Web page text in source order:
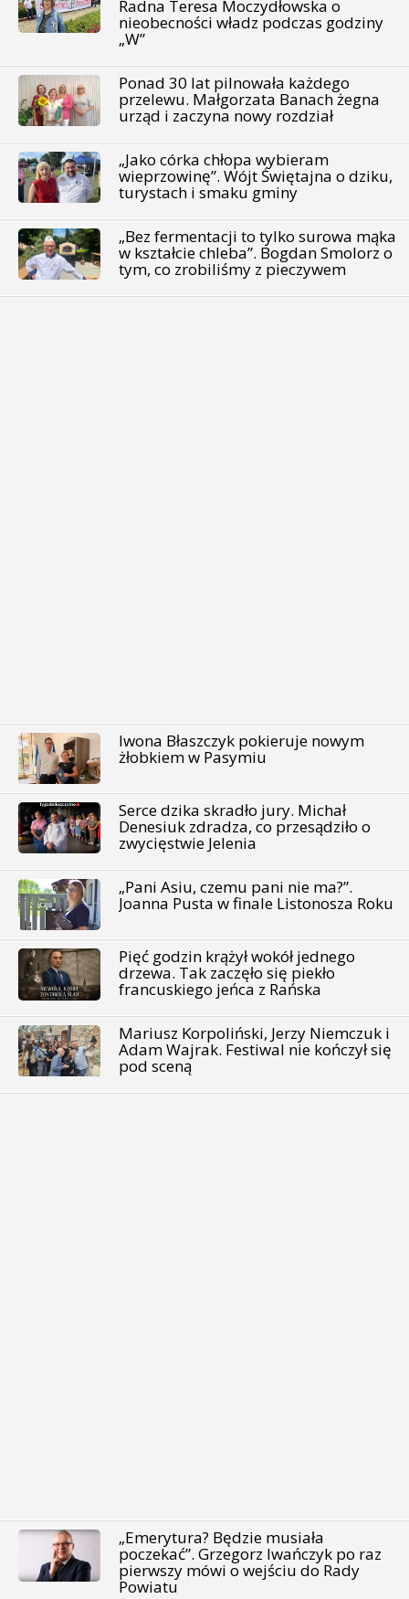
Radna Teresa Moczydłowska o
nieobecności władz podczas godziny
„W”
Ponad 30 lat pilnowała każdego
przelewu. Małgorzata Banach żegna
urząd i zaczyna nowy rozdział
„Jako córka chłopa wybieram
wieprzowinę”. Wójt Świętajna o dziku,
turystach i smaku gminy
„Bez fermentacji to tylko surowa mąka
w kształcie chleba”. Bogdan Smolorz o
tym, co zrobiliśmy z pieczywem
Iwona Błaszczyk pokieruje nowym
żłobkiem w Pasymiu
Serce dzika skradło jury. Michał
Denesiuk zdradza, co przesądziło o
zwycięstwie Jelenia
„Pani Asiu, czemu pani nie ma?”.
Joanna Pusta w finale Listonosza Roku
Pięć godzin krążył wokół jednego
drzewa. Tak zaczęło się piekło
francuskiego jeńca z Rańska
Mariusz Korpoliński, Jerzy Niemczuk i
Adam Wajrak. Festiwal nie kończył się
pod sceną
„Emerytura? Będzie musiała
poczekać”. Grzegorz Iwańczyk po raz
pierwszy mówi o wejściu do Rady
Powiatu